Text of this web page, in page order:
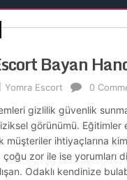
Bayan
Yomra Escort 0
gizlilik güvenlik
görünümü. Eğitimler
müşteriler ihtiyaçlarına
zor ile ise yorumları
Odaklı kendinize